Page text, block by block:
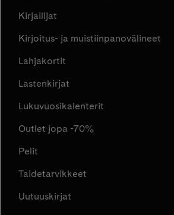
Kirjailijat
Kirjoitus- ja muistiinpanovälineet
Lahjakortit
Lastenkirjat
Lukuvuosikalenterit
Outlet jopa -70%
Pelit
Taidetarvikkeet
Uutuuskirjat